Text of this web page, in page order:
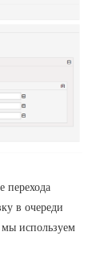
перехода
в очереди
мы используем